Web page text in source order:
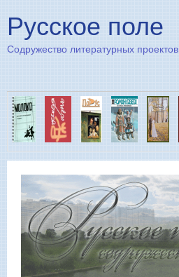
Русское поле
Содружество литературных проектов